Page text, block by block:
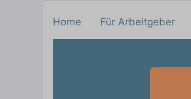
Home Für Arbeitgeber